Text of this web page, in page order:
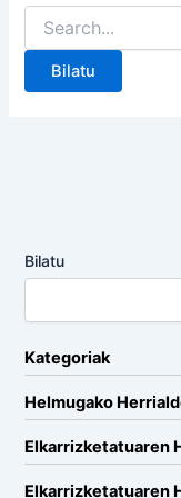
Search
for:
Bilatu
Kategoriak
Helmugako
Elkarrizketatuaren
Elkarrizketatuaren